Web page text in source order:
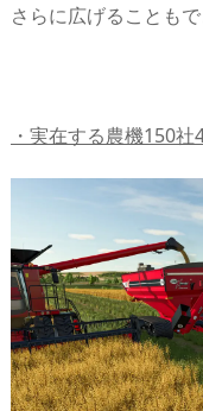
さらに広げることもで
・実在する農機150社